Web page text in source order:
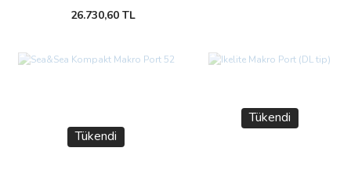
26.730,60 TL
Tükendi
Tükendi